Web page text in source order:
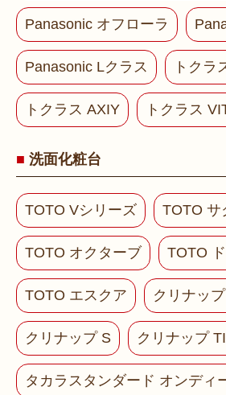
Panasonic オフローラ
Panasonic Lクラス トクラ
トクラス AXIY トクラス
洗面化粧台
TOTO Vシリーズ TOTO サ
TOTO オクターブ TOTO
TOTO エスクア クリナッ
クリナップ S クリナップ
タカラスタンダード オンディ